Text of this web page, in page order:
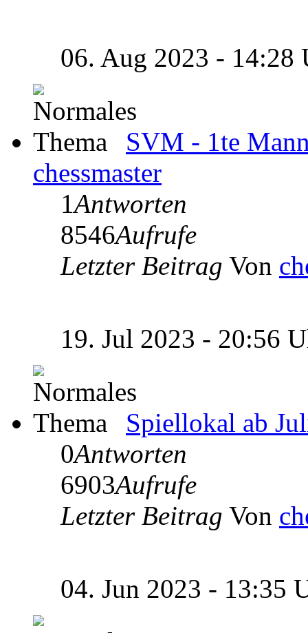
06. Aug 2023 - 14:28
SVM - 1te
chessmaster
1Antworten
8546Aufrufe
Letzter Beitrag Von
19. Jul 2023 - 20:56
Spiellokal ab
0Antworten
6903Aufrufe
Letzter Beitrag Von
04. Jun 2023 - 13:35